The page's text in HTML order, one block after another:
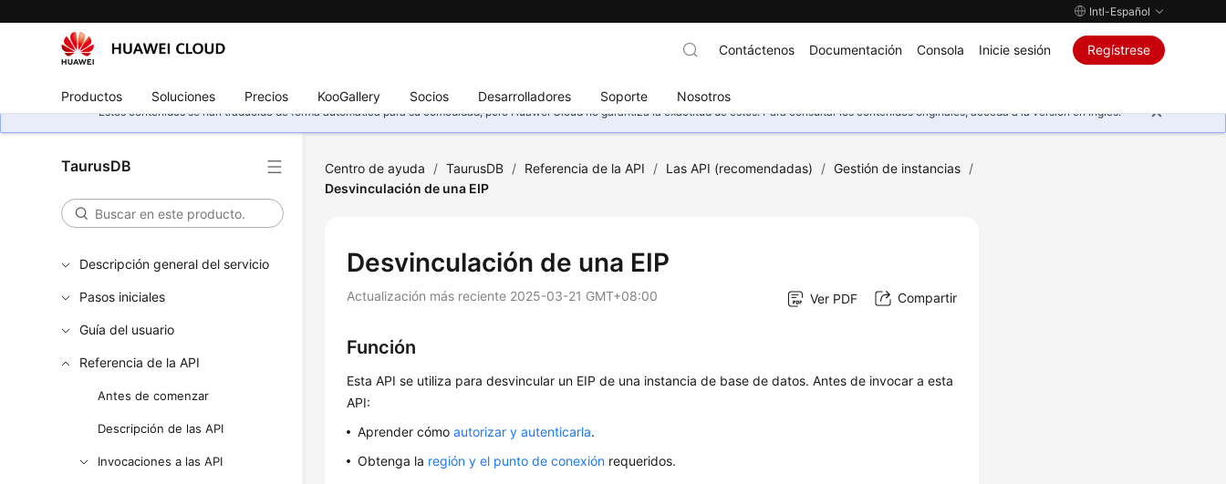
Intl-Español
Productos Soluciones Precios KooGallery Socios Desarrolladores Soporte Nosotros
Contáctenos Documentación Consola Inicie sesión Regístrese
Estos contenidos se han traducido de forma automática para su comodidad, pero Huawei Cloud no garantiza la exactitud de estos. Para consultar los contenidos originales, acceda a la versión en inglés.
TaurusDB
Descripción general del servicio
Pasos iniciales
Guía del usuario
Referencia de la API
Antes de comenzar
Descripción de las API
Invocaciones a las API
Centro de ayuda / TaurusDB / Referencia de la API / Las API (recomendadas) / Gestión de instancias /
Desvinculación de una EIP
Desvinculación de una EIP
Actualización más reciente 2025-03-21 GMT+08:00 Ver PDF Compartir
Función
Esta API se utiliza para desvincular un EIP de una instancia de base de datos. Antes de invocar a esta
API:
Aprender cómoautorizar y autenticarla.
Obtenga la región y el punto de conexión requeridos.